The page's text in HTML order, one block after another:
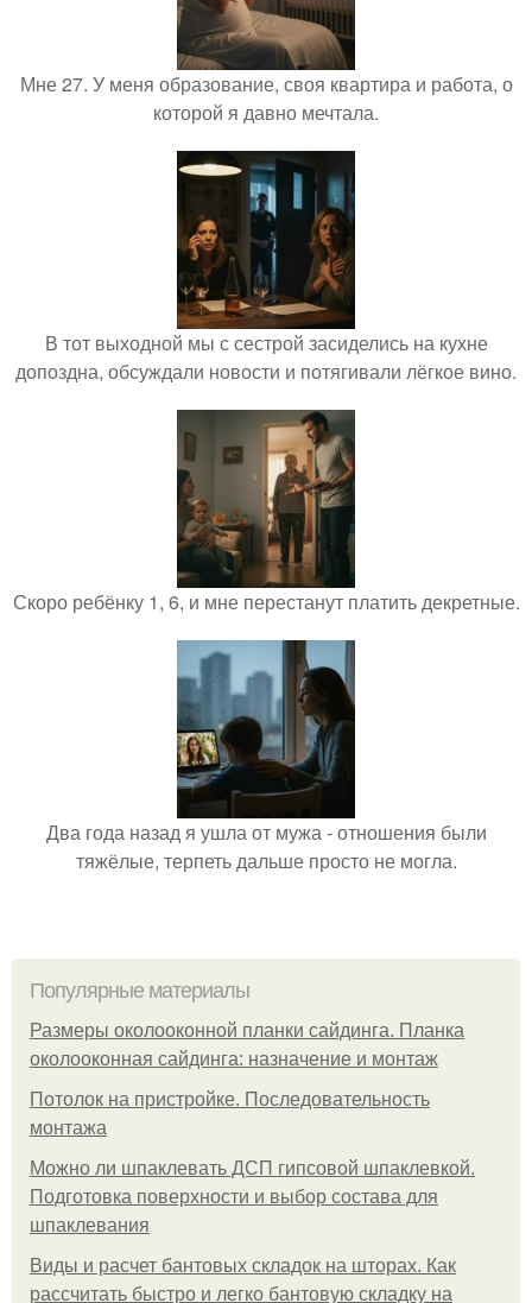
Мне 27. У меня образование, своя квартира и работа, о
которой я давно мечтала.
В тот выходной мы с сестрой засиделись на кухне
допоздна, обсуждали новости и потягивали лёгкое вино.
Скоро ребёнку 1, 6, и мне перестанут платить декретные.
Два года назад я ушла от мужа - отношения были
тяжёлые, терпеть дальше просто не могла.
Популярные материалы
Размеры околооконной планки сайдинга. Планка
околооконная сайдинга: назначение и монтаж
Потолок на пристройке. Последовательность
монтажа
Можно ли шпаклевать ДСП гипсовой шпаклевкой.
Подготовка поверхности и выбор состава для
шпаклевания
Виды и расчет бантовых складок на шторах. Как
рассчитать быстро и легко бантовую складку на